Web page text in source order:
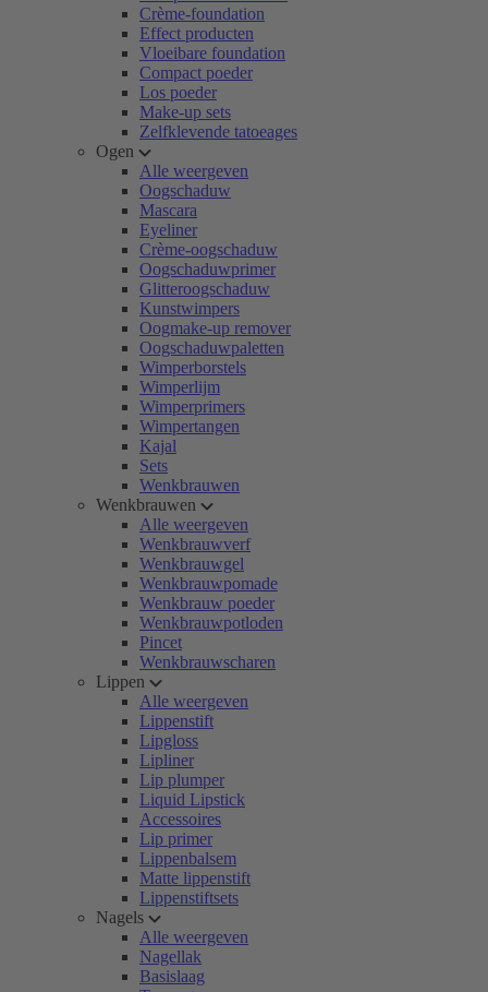
Crème-foundation
Effect producten
Vloeibare foundation
Compact poeder
Los poeder
Make-up sets
Zelfklevende tatoeages
Ogen
Alle weergeven
Oogschaduw
Mascara
Eyeliner
Crème-oogschaduw
Oogschaduwprimer
Glitteroogschaduw
Kunstwimpers
Oogmake-up remover
Oogschaduwpaletten
Wimperborstels
Wimperlijm
Wimperprimers
Wimpertangen
Kajal
Sets
Wenkbrauwen
Wenkbrauwen
Alle weergeven
Wenkbrauwverf
Wenkbrauwgel
Wenkbrauwpomade
Wenkbrauw poeder
Wenkbrauwpotloden
Pincet
Wenkbrauwscharen
Lippen
Alle weergeven
Lippenstift
Lipgloss
Lipliner
Lip plumper
Liquid Lipstick
Accessoires
Lip primer
Lippenbalsem
Matte lippenstift
Lippenstiftsets
Nagels
Alle weergeven
Nagellak
Basislaag